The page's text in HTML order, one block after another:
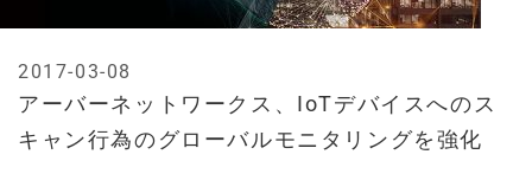
アーバーネットワークス、IoTデバイスへのス
キャン行為のグローバルモニタリングを強化
2017-03-08